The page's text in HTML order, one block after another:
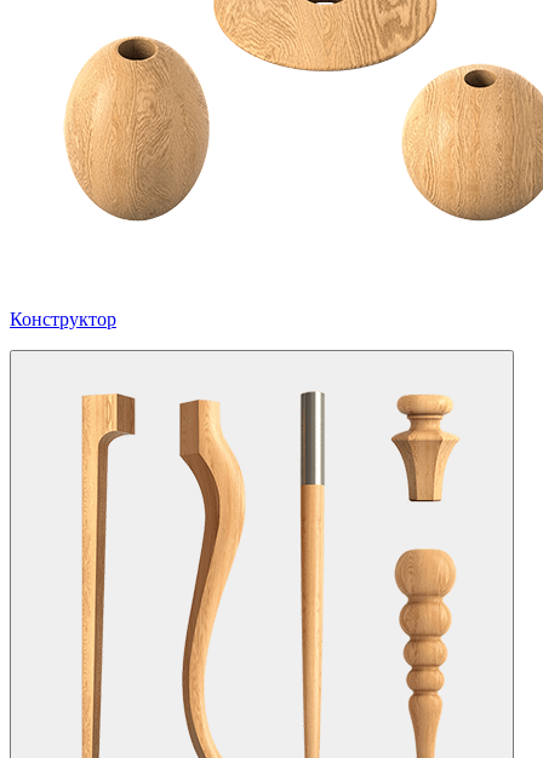
Конструктор